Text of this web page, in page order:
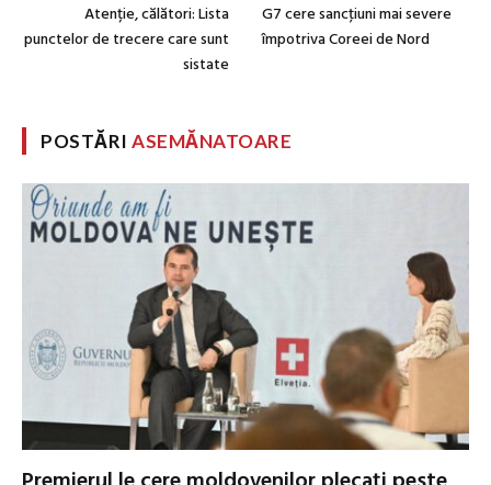
Atenție, călători: Lista
punctelor de trecere care sunt
sistate
G7 cere sancţiuni mai severe
împotriva Coreei de Nord
POSTĂRIASEMĂNATOARE